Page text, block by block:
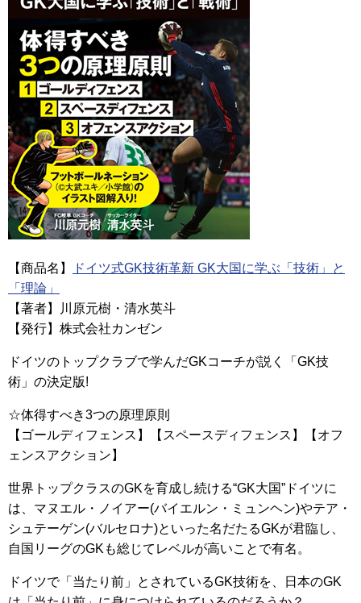
【商品名】
ドイツ式GK技術革新 GK大国に学ぶ「技術」と
「理論」
【著者】川原元樹・清水英斗
【発行】株式会社カンゼン
ドイツのトップクラブで学んだGKコーチが説く「GK技
術」の決定版!
☆体得すべき3つの原理原則
【ゴールディフェンス】【スペースディフェンス】【オフ
ェンスアクション】
世界トップクラスのGKを育成し続ける“GK大国”ドイツに
は、マヌエル・ノイアー(バイエルン・ミュンヘン)やテア・
シュテーゲン(バルセロナ)といった名だたるGKが君臨し、
自国リーグのGKも総じてレベルが高いことで有名。
ドイツで「当たり前」とされているGK技術を、日本のGK